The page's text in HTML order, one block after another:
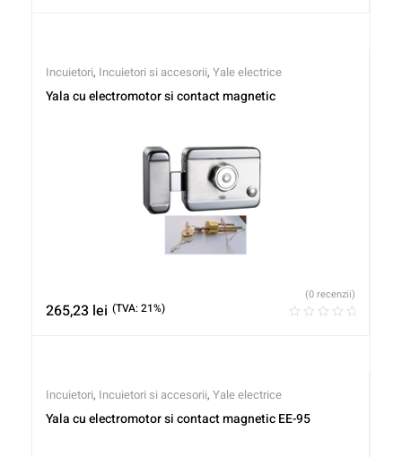
Incuietori, Incuietori si accesorii, Yale electrice
Yala cu electromotor si contact magnetic
265,23 lei (TVA: 21%)
(0 recenzii)
Incuietori, Incuietori si accesorii, Yale electrice
Yala cu electromotor si contact magnetic EE-95